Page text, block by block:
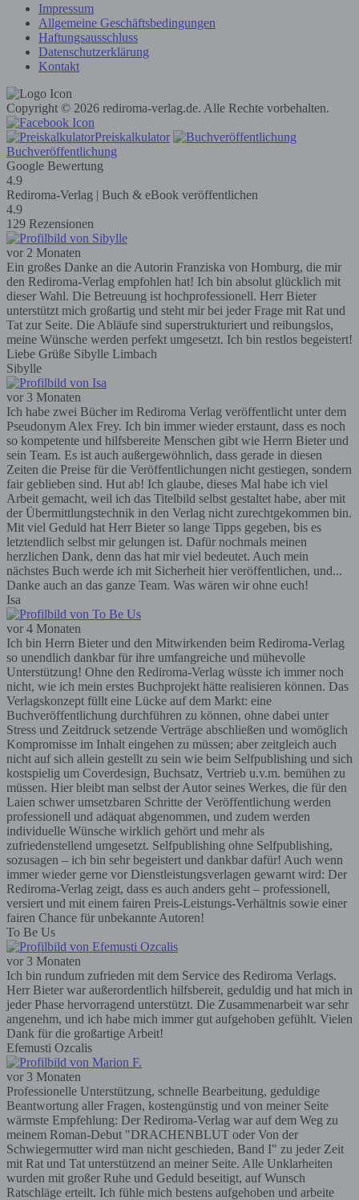
Impressum
Allgemeine Geschäftsbedingungen
Haftungsausschluss
Datenschutzerklärung
Kontakt
Copyright © 2026 rediroma-verlag.de. Alle Rechte vorbehalten.
Preiskalkulator
Buchveröffentlichung
Google Bewertung
4.9
Rediroma-Verlag | Buch & eBook veröffentlichen
4.9
129 Rezensionen
vor 2 Monaten
Ein großes Danke an die Autorin Franziska von Homburg, die mir
den Rediroma-Verlag empfohlen hat! Ich bin absolut glücklich mit
dieser Wahl. Die Betreuung ist hochprofessionell. Herr Bieter
unterstützt mich großartig und steht mir bei jeder Frage mit Rat und
Tat zur Seite. Die Abläufe sind superstrukturiert und reibungslos,
meine Wünsche werden perfekt umgesetzt. Ich bin restlos begeistert!
Liebe Grüße Sibylle Limbach
Sibylle
vor 3 Monaten
Ich habe zwei Bücher im Rediroma Verlag veröffentlicht unter dem
Pseudonym Alex Frey. Ich bin immer wieder erstaunt, dass es noch
so kompetente und hilfsbereite Menschen gibt wie Herrn Bieter und
sein Team. Es ist auch außergewöhnlich, dass gerade in diesen
Zeiten die Preise für die Veröffentlichungen nicht gestiegen, sondern
fair geblieben sind. Hut ab! Ich glaube, dieses Mal habe ich viel
Arbeit gemacht, weil ich das Titelbild selbst gestaltet habe, aber mit
der Übermittlungstechnik in den Verlag nicht zurechtgekommen bin.
Mit viel Geduld hat Herr Bieter so lange Tipps gegeben, bis es
letztendlich selbst mir gelungen ist. Dafür nochmals meinen
herzlichen Dank, denn das hat mir viel bedeutet. Auch mein
nächstes Buch werde ich mit Sicherheit hier veröffentlichen, und...
Danke auch an das ganze Team. Was wären wir ohne euch!
Isa
vor 4 Monaten
Ich bin Herrn Bieter und den Mitwirkenden beim Rediroma-Verlag
so unendlich dankbar für ihre umfangreiche und mühevolle
Unterstützung! Ohne den Rediroma-Verlag wüsste ich immer noch
nicht, wie ich mein erstes Buchprojekt hätte realisieren können. Das
Verlagskonzept füllt eine Lücke auf dem Markt: eine
Buchveröffentlichung durchführen zu können, ohne dabei unter
Stress und Zeitdruck setzende Verträge abschließen und womöglich
Kompromisse im Inhalt eingehen zu müssen; aber zeitgleich auch
nicht auf sich allein gestellt zu sein wie beim Selfpublishing und sich
kostspielig um Coverdesign, Buchsatz, Vertrieb u.v.m. bemühen zu
müssen. Hier bleibt man selbst der Autor seines Werkes, die für den
Laien schwer umsetzbaren Schritte der Veröffentlichung werden
professionell und adäquat abgenommen, und zudem werden
individuelle Wünsche wirklich gehört und mehr als
zufriedenstellend umgesetzt. Selfpublishing ohne Selfpublishing,
sozusagen – ich bin sehr begeistert und dankbar dafür! Auch wenn
immer wieder gerne vor Dienstleistungsverlagen gewarnt wird: Der
Rediroma-Verlag zeigt, dass es auch anders geht – professionell,
versiert und mit einem fairen Preis-Leistungs-Verhältnis sowie einer
fairen Chance für unbekannte Autoren!
To Be Us
vor 3 Monaten
Ich bin rundum zufrieden mit dem Service des Rediroma Verlags.
Herr Bieter war außerordentlich hilfsbereit, geduldig und hat mich in
jeder Phase hervorragend unterstützt. Die Zusammenarbeit war sehr
angenehm, und ich habe mich immer gut aufgehoben gefühlt. Vielen
Dank für die großartige Arbeit!
Efemusti Ozcalis
vor 3 Monaten
Professionelle Unterstützung, schnelle Bearbeitung, geduldige
Beantwortung aller Fragen, kostengünstig und von meiner Seite
wärmste Empfehlung: Der Rediroma-Verlag war auf dem Weg zu
meinem Roman-Debut "DRACHENBLUT oder Von der
Schwiegermutter wird man nicht geschieden, Band I" zu jeder Zeit
mit Rat und Tat unterstützend an meiner Seite. Alle Unklarheiten
wurden mit großer Ruhe und Geduld beseitigt, auf Wunsch
Ratschläge erteilt. Ich fühle mich bestens aufgehoben und arbeite